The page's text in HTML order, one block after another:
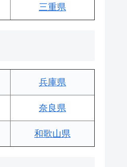
三重県
兵庫県
奈良県
和歌山県